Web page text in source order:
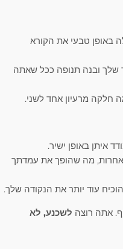
באופן טבעי את הקורא
שלך ובנה תנופה ככל שאתה
חלקה מרעיון אחד לשני.
איתן באופן ישיר.
מה שהופך את עמדתך
עוד יותר את הנקודה שלך.
אתה רוצה לשכנע, לא